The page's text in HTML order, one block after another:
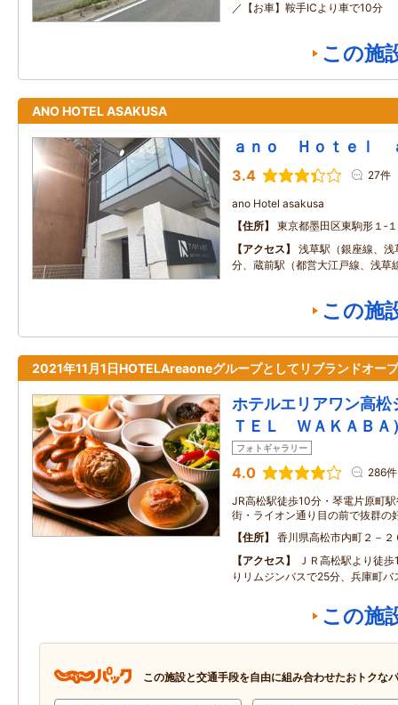
／【お車】鞍手ICより車で10分
この施
ANO HOTEL ASAKUSA
ａｎｏ Ｈｏｔｅｌ
3.4 27件
ano Hotel asakusa
住所
東京都墨田区東駒形１‐
アクセス
浅草駅（銀座線、
分、蔵前駅（都営大江戸線、浅草
この施
2021年11月1日HOTELAreaoneグループとしてリブランドオー
ホテルエリアワン高
ＴＥＬ ＷＡＫＡＢＡ
フォトギャラリー
4.0 286件
JR高松駅徒歩10分・琴電片原町
街・ライオン通り目の前で抜群の
住所
香川県高松市内町２－２
アクセス
ＪＲ高松駅より徒
りリムジンバスで25分、兵庫町バ
この施
この施設と交通手段を自由に組み合わせたおトクな